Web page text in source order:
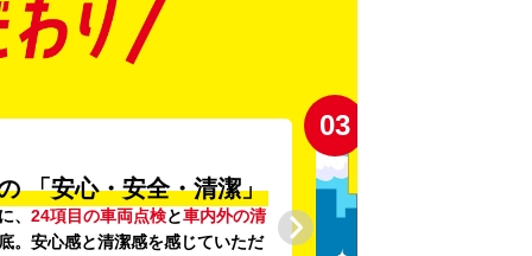
「安心・安全・清潔」
、 24項目の車両点検と車内外の清
。安心感と清潔感を感じていただ
03